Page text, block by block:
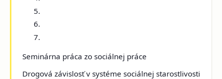
Seminárna práca zo sociálnej práce
Drogová závislosť v systéme sociálnej starostlivosti